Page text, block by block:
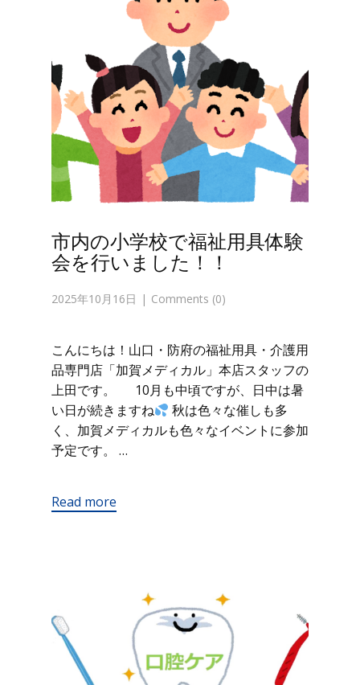
市内の小学校で福祉用具体験
会を行いました！！
2025年10月16日 Comments (0)
こんにちは！山口・防府の福祉用具・介護用
品専門店「加賀メディカル」本店スタッフの
上田です。 10月も中頃ですが、日中は暑
い日が続きますね
秋は色々な催しも多
く、加賀メディカルも色々なイベントに参加
予定です。 …
Read more